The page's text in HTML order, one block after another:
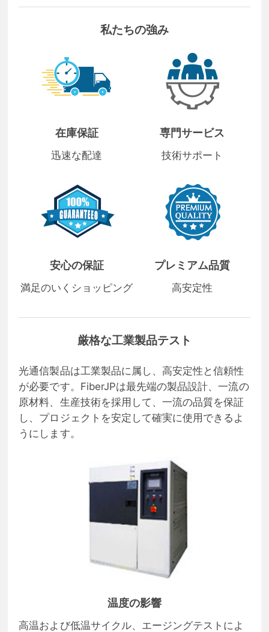
私たちの強み
在庫保証
迅速な配達
専門サービス
技術サポート
安心の保証
満足のいくショッピング
プレミアム品質
高安定性
厳格な工業製品テスト
光通信製品は工業製品に属し、高安定性と信頼性
が必要です。FiberJPは最先端の製品設計、一流の
原材料、生産技術を採用して、一流の品質を保証
し、プロジェクトを安定して確実に使用できるよ
うにします。
温度の影響
高温および低温サイクル、エージングテストによ